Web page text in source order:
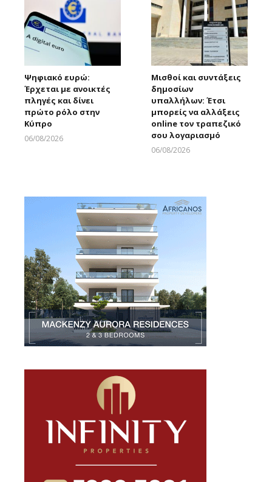
Ψηφιακό ευρώ:
Έρχεται με ανοικτές
πληγές και δίνει
πρώτο ρόλο στην
Κύπρο
06/08/2026
Μισθοί και συντάξεις
δημοσίων
υπαλλήλων: Έτσι
μπορείς να αλλάξεις
online τον τραπεζικό
σου λογαριασμό
06/08/2026